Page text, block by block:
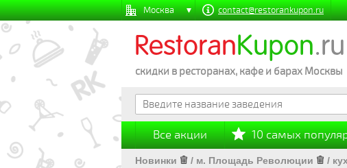
Москва contact@restorankupon.ru
RestoranKupon.ru
скидки в ресторанах, кафе и барах Москвы
Все акции 10 самых
Новинки / м. Площадь Революции /